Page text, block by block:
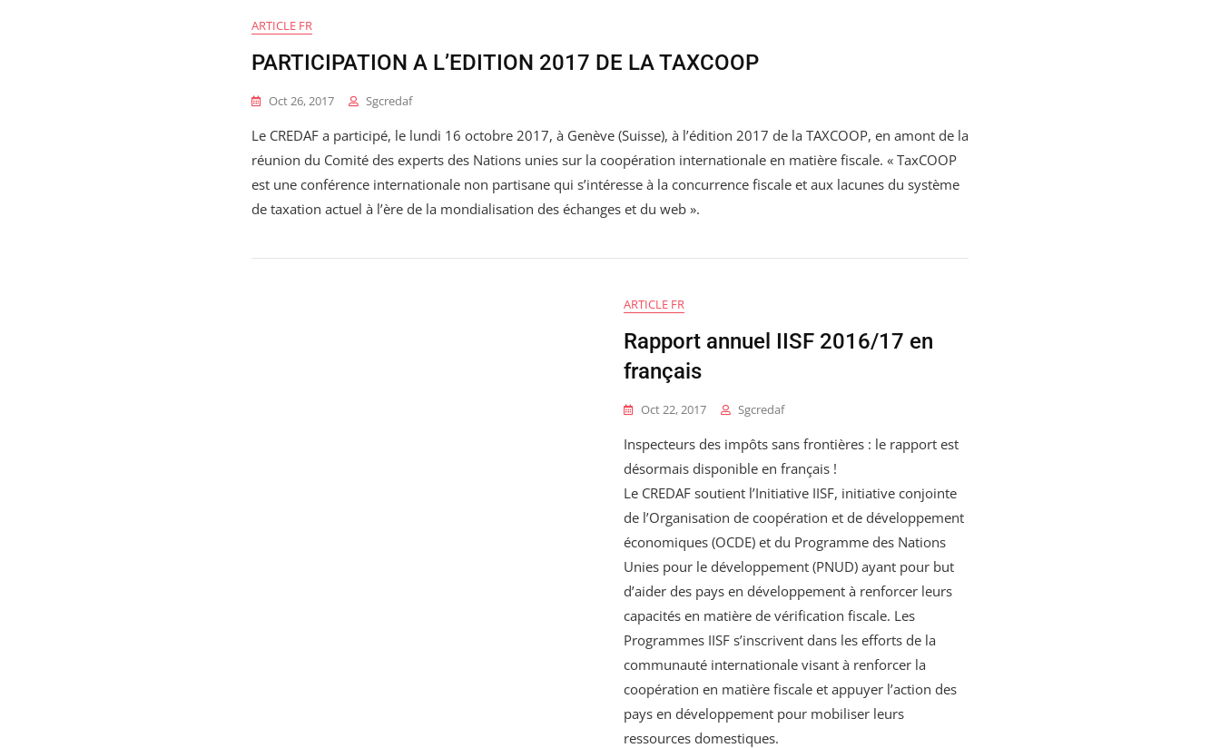
ARTICLE FR
PARTICIPATION A L’EDITION 2017 DE LA TAXCOOP
Oct 26, 2017 Sgcredaf
Le CREDAF a participé, le lundi 16 octobre 2017, à Genève (Suisse), à l’édition 2017 de la TAXCOOP, en amont de la
réunion du Comité des experts des Nations unies sur la coopération internationale en matière fiscale. « TaxCOOP
est une conférence internationale non partisane qui s’intéresse à la concurrence fiscale et aux lacunes du système
de taxation actuel à l’ère de la mondialisation des échanges et du web ».
ARTICLE FR
Rapport annuel IISF 2016/17 en
français
Oct 22, 2017 Sgcredaf
Inspecteurs des impôts sans frontières : le rapport est
désormais disponible en français !
Le CREDAF soutient l’Initiative IISF, initiative conjointe
de l’Organisation de coopération et de développement
économiques (OCDE) et du Programme des Nations
Unies pour le développement (PNUD) ayant pour but
d’aider des pays en développement à renforcer leurs
capacités en matière de vérification fiscale. Les
Programmes IISF s’inscrivent dans les efforts de la
communauté internationale visant à renforcer la
coopération en matière fiscale et appuyer l’action des
pays en développement pour mobiliser leurs
ressources domestiques.